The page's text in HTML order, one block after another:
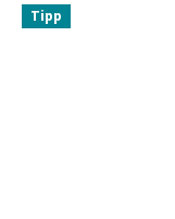
Tipp